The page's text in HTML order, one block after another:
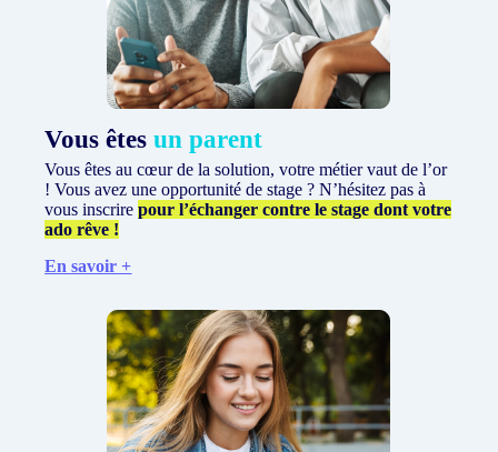
Vous êtesun parent
Vous êtes au cœur de la solution, votre métier vaut de l’or
! Vous avez une opportunité de stage ? N’hésitez pas à
vous inscrirepour l’échanger contre le stage dont votre
ado rêve !
En savoir +